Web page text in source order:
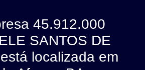
45.912.000
SANTOS DE
localizada em